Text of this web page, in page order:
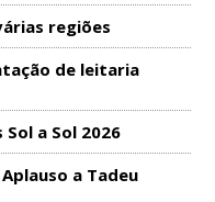
regiões
de leitaria
a Sol 2026
a Tadeu